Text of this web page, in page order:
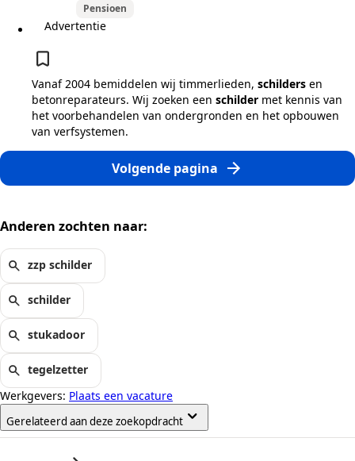
Pensioen
Advertentie
Vanaf 2004 bemiddelen wij timmerlieden, schilders en
betonreparateurs. Wij zoeken een schilder met kennis van
het voorbehandelen van ondergronden en het opbouwen
van verfsystemen.
Volgende pagina
Anderen zochten naar:
zzp schilder
schilder
stukadoor
tegelzetter
Werkgevers: Plaats een vacature
Gerelateerd aan deze zoekopdracht